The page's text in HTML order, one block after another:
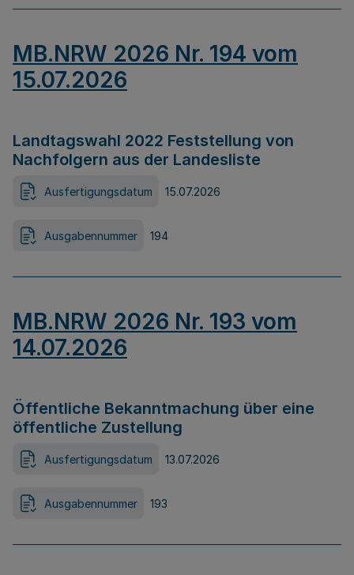
MB.NRW 2026 Nr. 194 vom
15.07.2026
Landtagswahl 2022 Feststellung von
Nachfolgern aus der Landesliste
Ausfertigungsdatum 15.07.2026
Ausgabennummer 194
MB.NRW 2026 Nr. 193 vom
14.07.2026
Öffentliche Bekanntmachung über eine
öffentliche Zustellung
Ausfertigungsdatum 13.07.2026
Ausgabennummer 193